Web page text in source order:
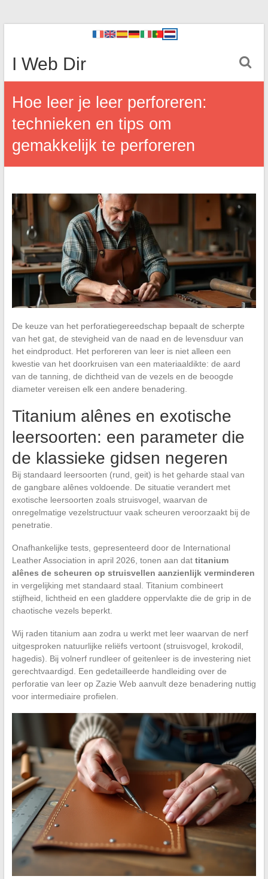
I Web Dir
Hoe leer je leer perforeren:
technieken en tips om
gemakkelijk te perforeren
De keuze van het perforatiegereedschap bepaalt de scherpte
van het gat, de stevigheid van de naad en de levensduur van
het eindproduct. Het perforeren van leer is niet alleen een
kwestie van het doorkruisen van een materiaaldikte: de aard
van de tanning, de dichtheid van de vezels en de beoogde
diameter vereisen elk een andere benadering.
Titanium alênes en exotische
leersoorten: een parameter die
de klassieke gidsen negeren
Bij standaard leersoorten (rund, geit) is het geharde staal van
de gangbare alênes voldoende. De situatie verandert met
exotische leersoorten zoals struisvogel, waarvan de
onregelmatige vezelstructuur vaak scheuren veroorzaakt bij de
penetratie.
Onafhankelijke tests, gepresenteerd door de International
Leather Association in april 2026, tonen aan dat titanium
alênes de scheuren op struisvellen aanzienlijk verminderen
in vergelijking met standaard staal. Titanium combineert
stijfheid, lichtheid en een gladdere oppervlakte die de grip in de
chaotische vezels beperkt.
Wij raden titanium aan zodra u werkt met leer waarvan de nerf
uitgesproken natuurlijke reliëfs vertoont (struisvogel, krokodil,
hagedis). Bij volnerf rundleer of geitenleer is de investering niet
gerechtvaardigd. Een gedetailleerde handleiding over de
perforatie van leer op Zazie Web aanvult deze benadering nuttig
voor intermediaire profielen.